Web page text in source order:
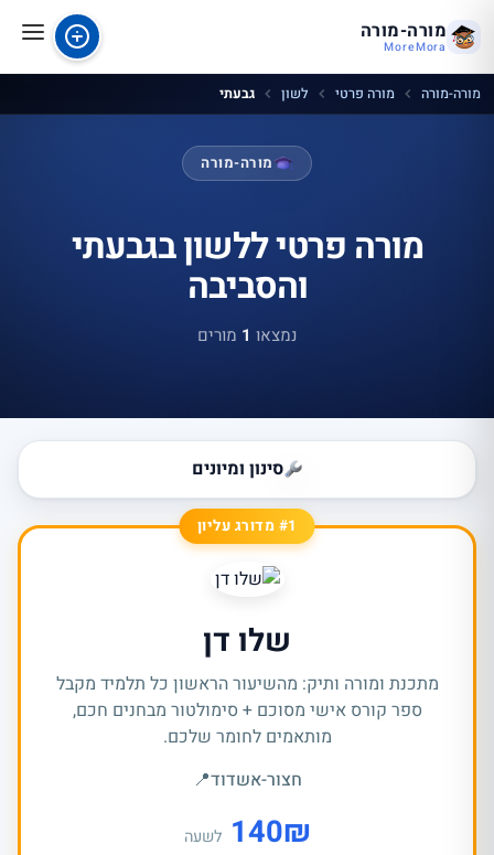
מורה-מורה
MoreMora
מורה-מורה מורה פרטי לשון גבעתי
מורה-מורה
מורה פרטי ללשון בגבעתי
והסביבה
נמצאו 1 מורים
סינון ומיונים
#1 מדורג עליון
שלו דן
מתכנת ומורה ותיק: מהשיעור הראשון כל תלמיד מקבל
ספר קורס אישי מסוכם + סימולטור מבחנים חכם,
מותאמים לחומר שלכם.
חצור-אשדוד📍
₪
140 לשעה